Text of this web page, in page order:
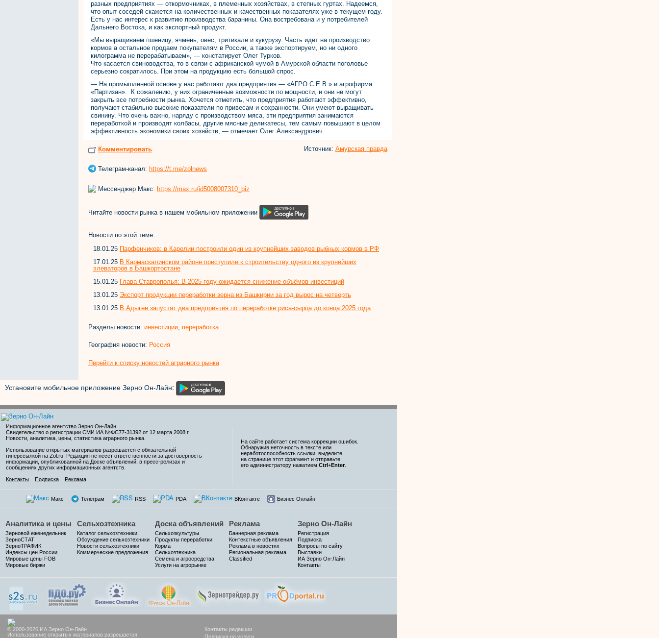
разных предприятиях — откормочниках, в племенных хозяйствах, в степных гуртах. Надеемся,
что опыт соседей скажется на количественных и качественных показателях уже в текущем году.
Есть у нас интерес к развитию производства баранины. Она востребована и у потребителей
Дальнего Востока, и как экспортный продукт.
«Мы выращиваем пшеницу, ячмень, овес, тритикале и кукурузу. Часть идет на производство
кормов а остальное продаем покупателям в России, а также экспортируем, но ни одного
килограмма не перерабатываем», — констатирует Олег Турков.
Что касается свиноводства, то в связи с африканской чумой в Амурской области поголовье
серьезно сократилось. При этом на продукцию есть большой спрос.
— На промышленной основе у нас работают два предприятия — «АГРО С.Е.В.» и агрофирма
«Партизан». К сожалению, у них ограниченные возможности по мощности, и они не могут
закрыть все потребности рынка. Хочется отметить, что предприятия работают эффективно,
получают стабильно высокие показатели по привесам и сохранности. Они умеют выращивать
свинину. Что очень важно, наряду с производством мяса, эти предприятия занимаются
переработкой и производят колбасы, другие мясные деликатесы, тем самым повышают в целом
эффективность экономики своих хозяйств, — отмечает Олег Александрович.
Комментировать Источник: Амурская правда
Телеграм-канал: https://t.me/zolnews
Мессенджер Макс: https://max.ru/id5008007310_biz
Читайте новости рынка в нашем мобильном приложении
Новости по этой теме:
18.01.25 Парфенчиков: в Карелии построили один из крупнейших заводов рыбных кормов в РФ
17.01.25 В Кармаскалинском районе приступили к строительству одного из крупнейших
элеваторов в Башкортостане
15.01.25 Глава Ставрополья: В 2025 году ожидается снижение объёмов инвестиций
13.01.25 Экспорт продукции переработки зерна из Башкирии за год вырос на четверть
13.01.25 В Адыгее запустят два предприятия по переработке риса-сырца до конца 2025 года
Разделы новости: инвестиции переработка
География новости: Россия
Перейти к списку новостей аграрного рынка
Установите мобильное приложение Зерно Он-Лайн:
Информационное агентство Зерно Он-Лайн
Свидетельство о регистрации СМИ ИА №ФС77-31392 от 12 марта 2008 г.
Новости, аналитика, цены, статистика аграрного рынка.
Использование открытых материалов разрешается с обязательной
гиперссылкой на Zol.ru. Редакция не несет ответственности за достоверность
информации, опубликованной на Доске объявлений, в пресс-релизах и
сообщениях других информационных агентств.
Контакты
Подписка Реклама
На сайте работает система коррекции ошибок.
Обнаружив неточность в тексте или
неработоспособность ссылки, выделите
на странице этот фрагмент и отправьте
его администратору нажатием Ctrl +Enter
Макс Телеграм RSS PDA ВКонтакте Бизнес Онлайн
Аналитика и цены
Зерновой еженедельник
ЗерноСТАТ
ЗерноТРАФИК
Индексы цен России
Мировые цены FOB
Мировые биржи
Сельхозтехника
Каталог сельхозтехники
Обсуждение сельхозтехники
Новости сельхозтехники
Коммерческие предложения
Доска объявлений
Сельхозкультуры
Продукты переработки
Корма
Сельхозтехника
Семена и агросредства
Услуги на агрорынке
Реклама
Баннерная реклама
Контекстные объявления
Реклама в новостях
Региональная реклама
Classified
Зерно Он-Лайн
Регистрация
Подписка
Вопросы по сайту
Выставки
ИА Зерно Он-Лайн
Контакты
© 2000-2026 ИА Зерно Он-Лайн
Использование открытых материалов разрешается
Контакты редакции
Подписка на услуги